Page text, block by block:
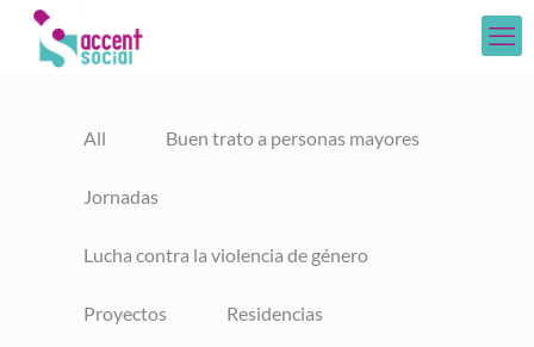
All Buen trato a personas mayores
Jornadas
Lucha contra la violencia de género
Proyectos Residencias